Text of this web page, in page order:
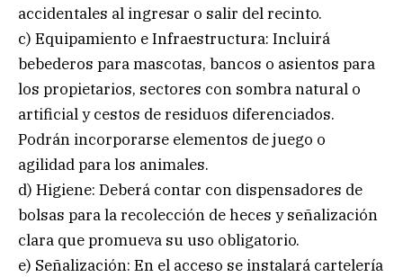
accidentales al ingresar o salir del recinto.
c) Equipamiento e Infraestructura: Incluirá
bebederos para mascotas, bancos o asientos para
los propietarios, sectores con sombra natural o
artificial y cestos de residuos diferenciados.
Podrán incorporarse elementos de juego o
agilidad para los animales.
d) Higiene: Deberá contar con dispensadores de
bolsas para la recolección de heces y señalización
clara que promueva su uso obligatorio.
e) Señalización: En el acceso se instalará cartelería